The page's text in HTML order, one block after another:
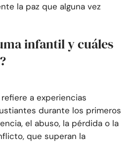
la paz que alguna vez
infantil y cuáles
a experiencias
durante los primeros
el abuso, la pérdida o la
que superan la